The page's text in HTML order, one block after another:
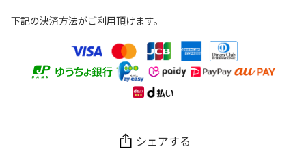
下記の決済方法がご利用頂けます。
シェアする